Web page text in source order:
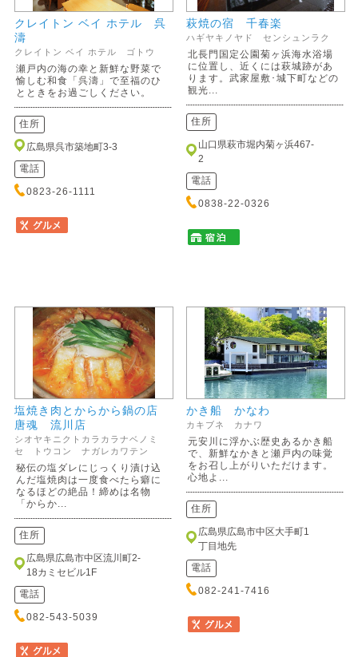
クレイトン ベイ ホテル 呉
濤
クレイトン ベイ ホテル ゴトウ
瀬戸内の海の幸と新鮮な野菜で
愉しむ和食「呉濤」で至福のひ
とときをお過ごしください。
住所
広島県呉市築地町3-3
電話
0823-26-1111
萩焼の宿 千春楽
ハギヤキノヤド センシュンラク
北長門国定公園菊ヶ浜海水浴場
に位置し、近くには萩城跡があ
ります。武家屋敷･城下町などの
観光...
住所
山口県萩市堀内菊ヶ浜467-
2
電話
0838-22-0326
塩焼き肉とからから鍋の店
唐魂 流川店
シオヤキニクトカラカラナベノミ
セ トウコン ナガレカワテン
秘伝の塩ダレにじっくり漬け込
んだ塩焼肉は一度食べたら癖に
なるほどの絶品！締めは名物
「からか...
住所
広島県広島市中区流川町2-
18カミセビル1F
電話
082-543-5039
かき船 かなわ
カキブネ カナワ
元安川に浮かぶ歴史あるかき船
で、新鮮なかきと瀬戸内の味覚
をお召し上がりいただけます。
心地よ...
住所
広島県広島市中区大手町1
丁目地先
電話
082-241-7416